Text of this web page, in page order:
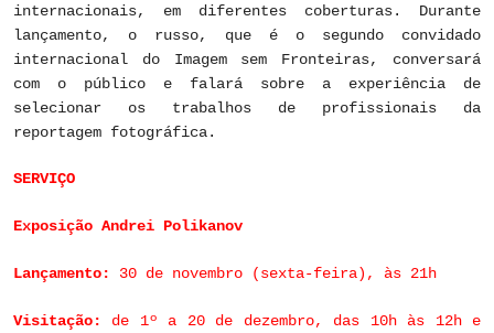
internacionais, em diferentes coberturas. Durante
lançamento, o russo, que é o segundo convidado
internacional do Imagem sem Fronteiras, conversará
com o público e falará sobre a experiência de
selecionar os trabalhos de profissionais da
reportagem fotográfica.
SERVIÇO
Exposição Andrei Polikanov
Lançamento: 30 de novembro (sexta-feira), às 21h
Visitação:
de 1º a 20 de dezembro, das 10h às 12h e